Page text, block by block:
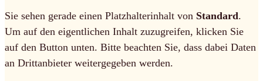
Sie sehen gerade einen Platzhalterinhalt von Standard.
Um auf den eigentlichen Inhalt zuzugreifen, klicken Sie
auf den Button unten. Bitte beachten Sie, dass dabei Daten
an Drittanbieter weitergegeben werden.